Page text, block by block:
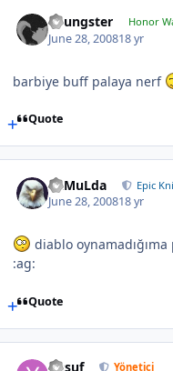
Youngster Honor
June 28, 200818 yr
barbiye buff palaya nerf
Quote
RaMuLda Epic
June 28, 200818 yr
diablo
:ag:
Quote
Yusuf Yönetici